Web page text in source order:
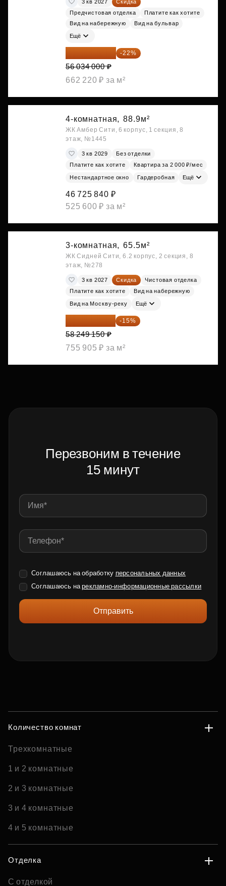
3 кв 2027
Скидка
Предчистовая отделка
Платите как хотите
Вид на набережную
Вид на бульвар
Ещё
43 706 520 ₽ -22%
56 034 000 ₽
662 220 ₽ за м²
4-комнатная, 88.9м²
ЖК Амбер Сити, 6 корпус, 1 секция, 8
этаж, №1445
3 кв 2029
Без отделки
Платите как хотите
Квартира за 2 000 ₽/мес
Нестандартное окно Гардеробная Ещё
46 725 840 ₽
525 600 ₽ за м²
3-комнатная, 65.5м²
ЖК Сидней Сити, 6.2 корпус, 2 секция, 8
этаж, №278
3 кв 2027 Скидка
Чистовая отделка
Платите как хотите
Вид на набережную
Вид на Москву-реку Ещё
49 511 778 ₽ -15%
58 249 150 ₽
755 905 ₽ за м²
Перезвоним в течение
15 минут
Соглашаюсь на обработку персональных данных
Соглашаюсь нарекламно-информационные рассылки
Отправить
Количество комнат
Трехкомнатные
1 и 2 комнатные
2 и 3 комнатные
3 и 4 комнатные
4 и 5 комнатные
Отделка
С отделкой